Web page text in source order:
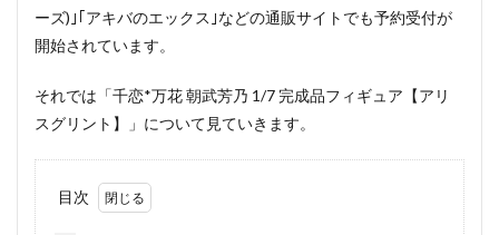
ーズ)｣｢アキバのエックス｣などの通販サイトでも予約受付が
開始されています。
それでは「千恋*万花 朝武芳乃 1/7 完成品フィギュア【アリ
スグリント】」について見ていきます。
目次